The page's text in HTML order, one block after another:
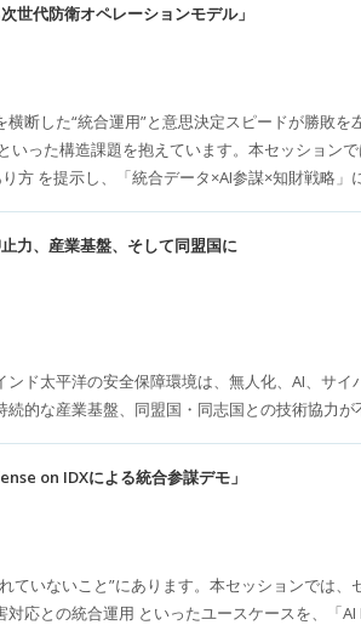
世代防衛オペレーションモデル」
断した“統合運用”と意思決定スピードが勝敗
った構造課題を抱えています。本セッション
方 を提示し、「統合データ×AI参謀×知財戦略」
力、産業基盤、そして同盟国に
ド太平洋の安全保障環境は、無人化、AI、サ
的な産業基盤、同盟国・同志国との技術協力が
on IDXによる統合参謀デモ」
ていないこと”にあります。本セッションでは
応との統合運用 といったユースケースを、「